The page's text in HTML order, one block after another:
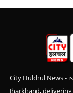
City Hulchul News -
Jharkhand,